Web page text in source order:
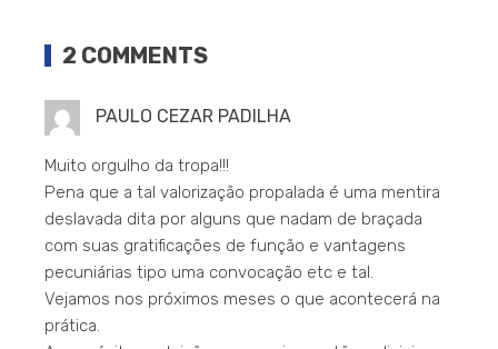
2 COMMENTS
PAULO CEZAR PADILHA
Muito orgulho da tropa!!!
Pena que a tal valorização propalada é uma mentira
deslavada dita por alguns que nadam de braçada
com suas gratificações de função e vantagens
pecuniárias tipo uma convocação etc e tal.
Vejamos nos próximos meses o que acontecerá na
prática.